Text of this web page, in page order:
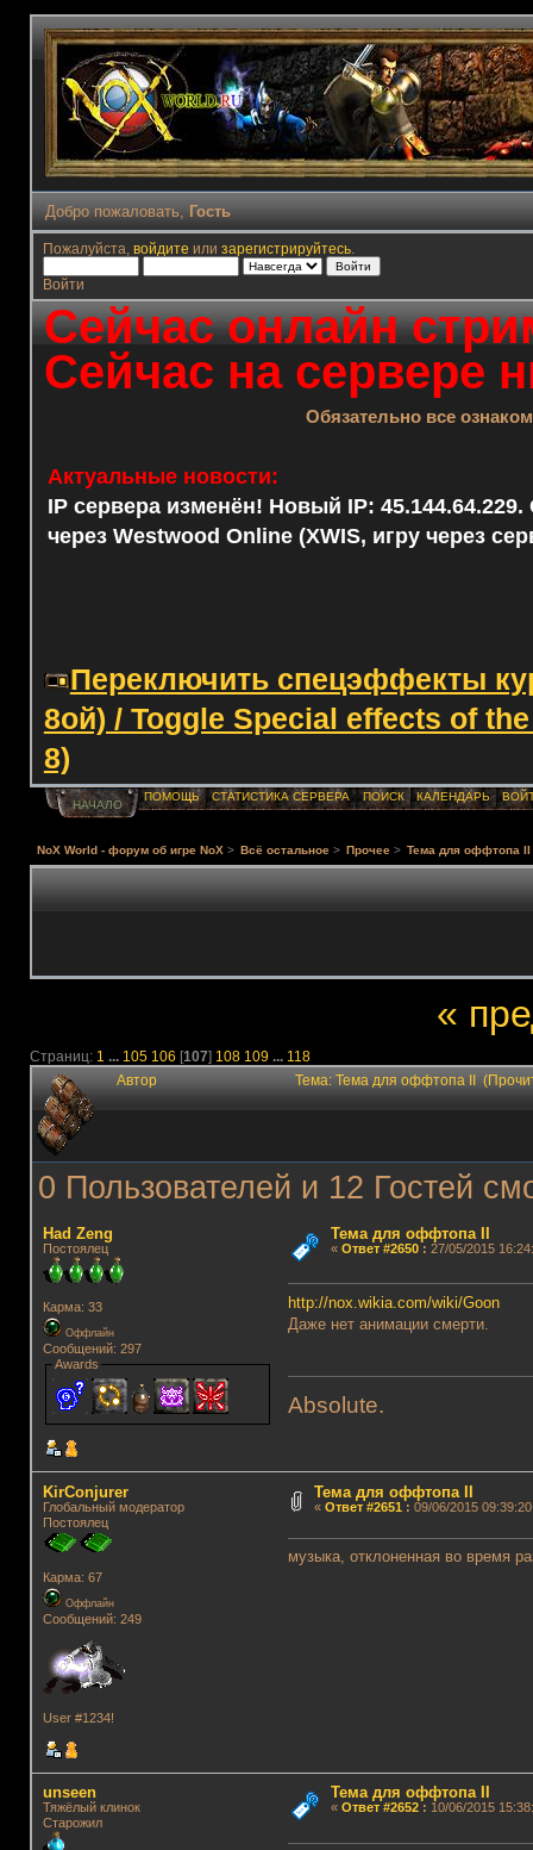
Добро пожаловать, Гость
Пожалуйста, войдите или зарегистрируйтесь.
Войти
Сейчас онлайн
Сейчас на сервере
Обязательно все
Актуальные новости:
IP сервера изменён! Новый IP: 45.144.64.229.
через Westwood Online (XWIS, игру через
Переключить спецэффекты
8ой) / Toggle Special effects of
8)
НАЧАЛО
ПОМОЩЬ СТАТИСТИКА СЕРВЕРА ПОИСК КАЛЕНДАРЬ
NoX World - форум об игре NoX > Всё остальное > Прочее > Тема для оффтопа II
«
Страниц: 1 ... 105 106 [107] 108 109 ... 118
Автор Тема: Тема для оффтопа II
0 Пользователей и 12 Гостей
Had Zeng
Постоялец
Карма: 33
Оффлайн
Сообщений: 297
Awards
Тема для оффтопа II
« Ответ #2650: 27/05/2015
http://nox.wikia.com/wiki/Goon
Даже нет анимации смерти.
Absolute.
KirConjurer
Глобальный модератор
Постоялец
Карма: 67
Оффлайн
Сообщений: 249
User #1234!
Тема для оффтопа II
« Ответ #2651 : 09/06/2015
музыка, отклоненная во время
unseen
Тяжёлый клинок
Старожил
Тема для оффтопа II
« Ответ #2652: 10/06/2015